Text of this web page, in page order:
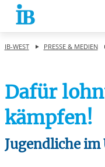
Springe zum Inhalt
IB-WEST PRESSE & MEDIEN
Dafür
kämpfen!
Jugendliche im